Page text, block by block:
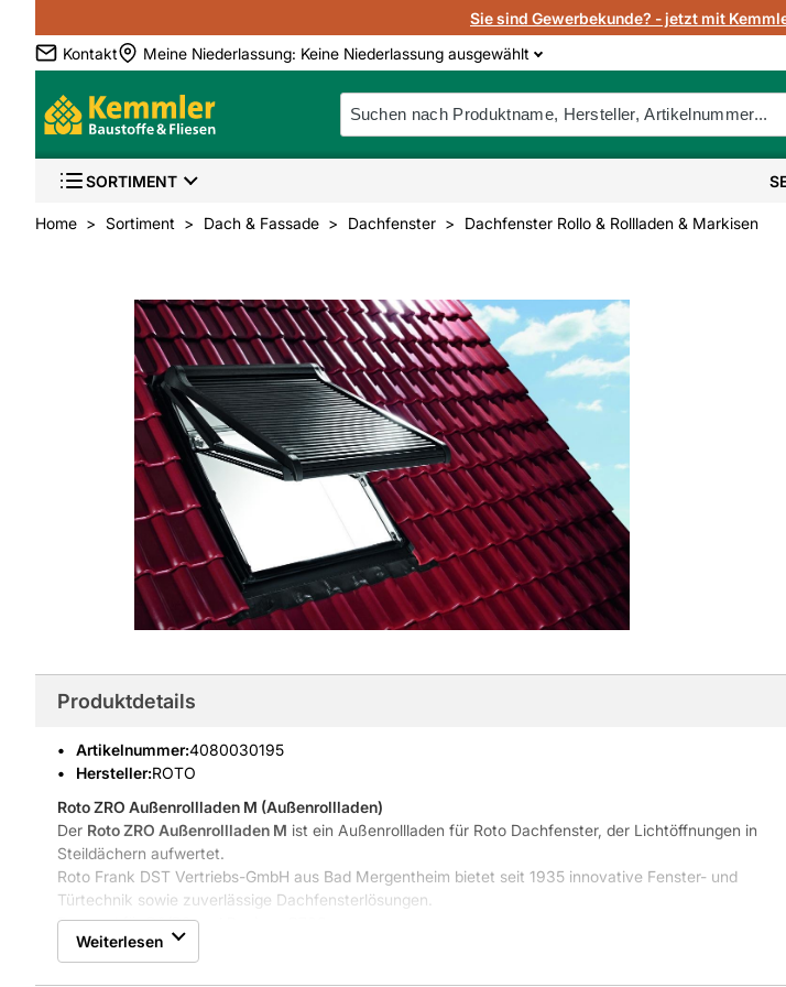
Sie sind Gewerbekunde? - jetzt mit
Kontakt
Meine Niederlassung: Keine Niederlassung ausgewählt
SORTIMENT
Home Sortiment Dach & Fassade Dachfenster Dachfenster Rollo & Rollladen & Markisen
Produktdetails
Artikelnummer:4080030195
Hersteller:ROTO
Roto ZRO Außenrollladen M (Außenrollladen)
Der Roto ZRO Außenrollladen M ist ein Außenrollladen für Roto Dachfenster, der Lichtöffnungen in
Steildächern aufwertet.
Roto Frank DST Vertriebs-GmbH aus Bad Mergentheim bietet seit 1935 innovative Fenster- und
Türtechnik sowie zuverlässige Dachfensterlösungen.
Passend für R6/R8 und Designo R703
Robuste Außenführung für lange Lebensdauer
Einfache Nachrüstung an Roto Dachfenstern
Weiterlesen